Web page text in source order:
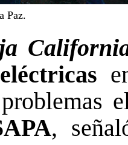
Paz.
,